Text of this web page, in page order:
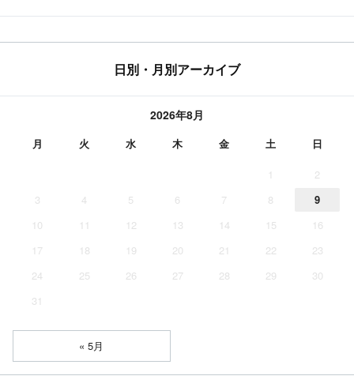
日別・月別アーカイブ
2026年8月
月 火 水 木 金 土 日
1
2
3
4 5 6 7 8
9
10
11 12 13 14 15
16
17
18 19 20 21 22
23
24
25 26 27 28 29
30
31
« 5月